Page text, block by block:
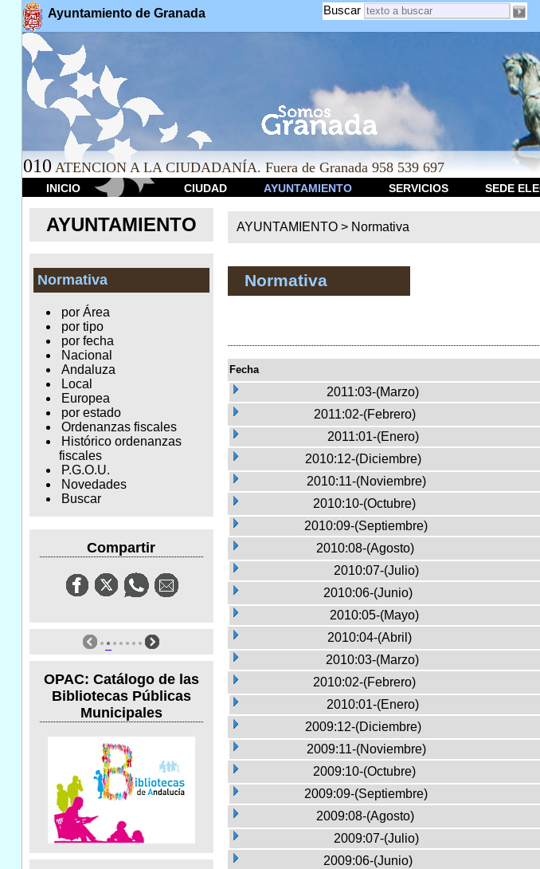
Ayuntamiento de Granada Buscar
010 ATENCION A LA CIUDADANÍA. Fuera de Granada 958 539 697
INICIO CIUDAD AYUNTAMIENTO SERVICIOS SEDE
AYUNTAMIENTO
Normativa
por Área
por tipo
por fecha
Nacional
Andaluza
Local
Europea
por estado
Ordenanzas fiscales
Histórico ordenanzas
fiscales
P.G.O.U.
Novedades
Buscar
Compartir
OPAC: Catálogo de las
Bibliotecas Públicas
Municipales
AYUNTAMIENTO > Normativa
Normativa
Fecha
2011:03-(Marzo)
2011:02-(Febrero)
2011:01-(Enero)
2010:12-(Diciembre)
2010:11-(Noviembre)
2010:10-(Octubre)
2010:09-(Septiembre)
2010:08-(Agosto)
2010:07-(Julio)
2010:06-(Junio)
2010:05-(Mayo)
2010:04-(Abril)
2010:03-(Marzo)
2010:02-(Febrero)
2010:01-(Enero)
2009:12-(Diciembre)
2009:11-(Noviembre)
2009:10-(Octubre)
2009:09-(Septiembre)
2009:08-(Agosto)
2009:07-(Julio)
2009:06-(Junio)